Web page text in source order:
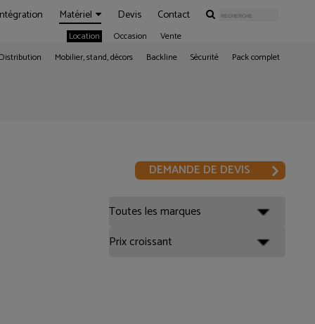
Matériel
Location Occasion Vente
Devis Contact
Mobilier, stand, décors Backline Sécurité Pack complet
DEMANDE DE DEVIS